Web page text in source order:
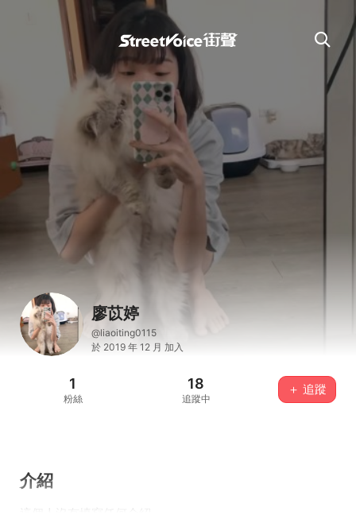
廖苡婷
@liaoiting0115
於 2019 年 12 月 加入
1
粉絲
18
追蹤中
＋ 追蹤
介紹